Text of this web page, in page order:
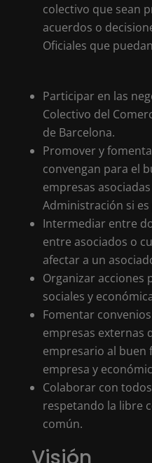
colectivo que sean
acuerdos o
Oficiales que
Participar en las
Colectivo del
de Barcelona.
Promover y
convengan para el
empresas
Administración si es
Intermediar entre
entre asociados o
afectar a un
Organizar acciones
sociales y
Fomentar
empresas externas
empresario al buen
empresa y
Colaborar con
respetando la libre
común.